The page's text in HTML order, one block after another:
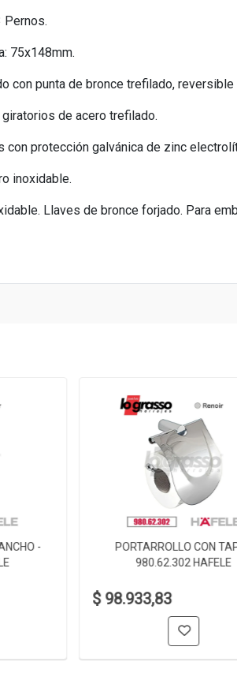
Pernos.
75x148mm.
con punta de bronce trefilado,
de acero trefilado.
con protección galvánica de zinc
inoxidable.
Llaves de bronce forjado. Para
-
PORTARROLLO CON
980.62.302 HAFELE
$ 98.933,83